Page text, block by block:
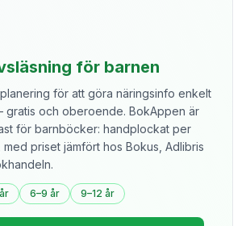
för barnen
för att göra näringsinfo enkelt
gratis och oberoende. BokAppen är
för barnböcker: handplockat per
priset jämfört hos Bokus, Adlibris
6–9 år 9–12 år